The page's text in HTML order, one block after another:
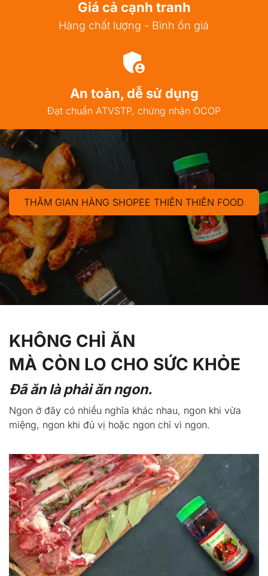
Giá cả cạnh tranh
Hàng chất lượng - Bình ổn giá
An toàn, dễ sử dụng
Đạt chuẩn ATVSTP, chứng nhận OCOP
THĂM GIAN HÀNG SHOPEE THIÊN THIÊN FOOD
KHÔNG CHỈ ĂN
MÀ CÒN LO CHO SỨC KHỎE
Đã ăn là phải ăn ngon.
Ngon ở đây có nhiều nghĩa khác nhau, ngon khi vừa
miệng, ngon khi đủ vị hoặc ngon chỉ vì ngon.